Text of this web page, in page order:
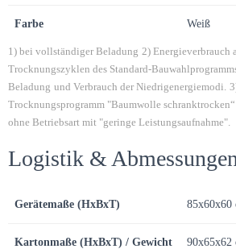
Farbe Weiß
1) bei vollständiger Beladung 2) Energieverbrauch
Trocknungszyklen des Standard-
Beladung und Verbrauch der Niedrigenergiemodi.
Trocknungsprogramm "Baumwolle
ohne Betriebsart mit "geringe Leistungsaufnahme".
Logistik & Abmessungen
Gerätemaße (HxBxT) 85x60x60
Kartonmaße (HxBxT) / Gewicht 90x65x62